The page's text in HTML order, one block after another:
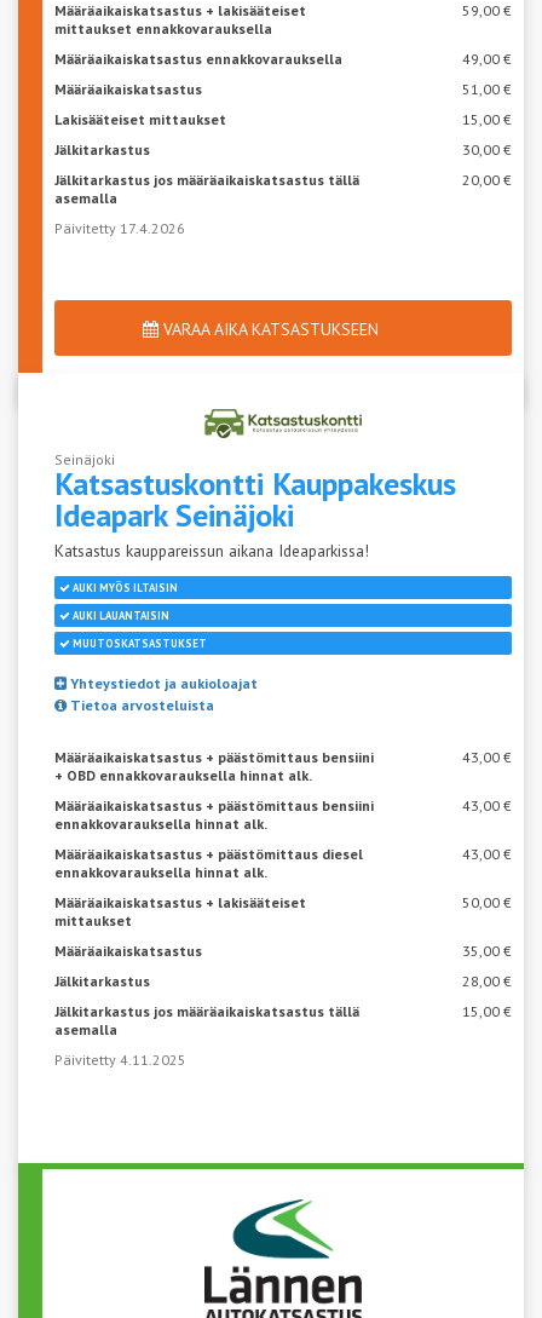
Määräaikaiskatsastus + lakisääteiset
mittaukset ennakkovarauksella
59,00 €
Määräaikaiskatsastus ennakkovarauksella
49,00 €
Määräaikaiskatsastus
51,00 €
Lakisääteiset mittaukset
15,00 €
Jälkitarkastus
30,00 €
Jälkitarkastus jos määräaikaiskatsastus tällä
asemalla
20,00 €
Päivitetty 17.4.2026
VARAA AIKA KATSASTUKSEEN
Seinäjoki
Katsastuskontti Kauppakeskus
IdeaparkSeinäjoki
Katsastus kauppareissun aikana Ideaparkissa!
AUKI MYÖS ILTAISIN
AUKI LAUANTAISIN
MUUTOSKATSASTUKSET
Yhteystiedot ja aukioloajat
Tietoa arvosteluista
Määräaikaiskatsastus + päästömittaus bensiini
+ OBD ennakkovarauksella hinnat alk.
43,00 €
Määräaikaiskatsastus + päästömittaus bensiini
ennakkovarauksella hinnat alk.
43,00 €
Määräaikaiskatsastus + päästömittaus diesel
ennakkovarauksella hinnat alk.
43,00 €
Määräaikaiskatsastus + lakisääteiset
mittaukset
50,00 €
Määräaikaiskatsastus
35,00 €
Jälkitarkastus
28,00 €
Jälkitarkastus jos määräaikaiskatsastus tällä
asemalla
15,00 €
Päivitetty 4.11.2025